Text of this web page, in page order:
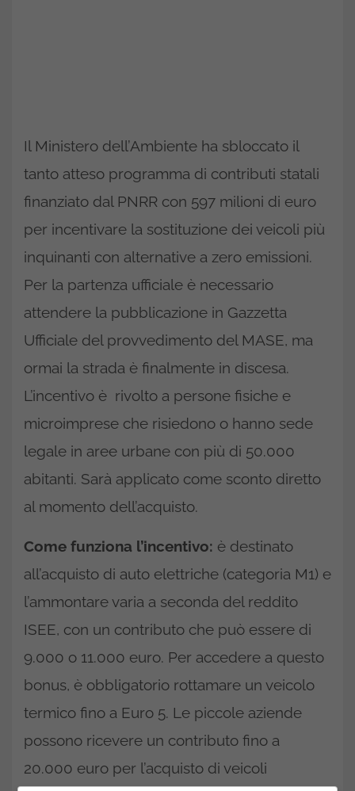
Il Ministero dell’Ambiente ha sbloccato il
tanto atteso programma di contributi statali
finanziato dal PNRR con 597 milioni di euro
per incentivare la sostituzione dei veicoli più
inquinanti con alternative a zero emissioni.
Per la partenza ufficiale è necessario
attendere la pubblicazione in Gazzetta
Ufficiale del provvedimento del MASE, ma
ormai la strada è finalmente in discesa.
L’incentivo è rivolto a persone fisiche e
microimprese che risiedono o hanno sede
legale in aree urbane con più di 50.000
abitanti. Sarà applicato come sconto diretto
al momento dell’acquisto.
Come funziona l’incentivo: è destinato
all’acquisto di auto elettriche (categoria M1) e
l’ammontare varia a seconda del reddito
ISEE, con un contributo che può essere di
9.000 o 11.000 euro. Per accedere a questo
bonus, è obbligatorio rottamare un veicolo
termico fino a Euro 5. Le piccole aziende
possono ricevere un contributo fino a
20.000 euro per l’acquisto di veicoli